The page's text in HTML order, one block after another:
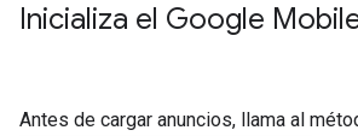
Inicializa el Google
Antes de cargar anuncios, llama al